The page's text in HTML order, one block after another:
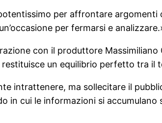
per affrontare
per fermarsi e
con il produttore
un equilibrio perfetto tra il
intrattenere, ma sollecitare il
in cui le informazioni si